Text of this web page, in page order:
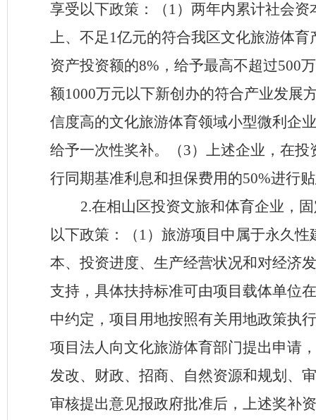
享受以下政策：（ 1）两年内累计社会资
上、不足 1亿元的符合我区文化旅游体育
资产投资额的8% ，给予最高不超过500
额1000万元以下新创办的符合产业发展
信度高的文化旅游体育领域小型微利企
给予一次性奖补。（3）上述企业，在
行同期基准利息和担保费用的50%进行
2.在相山区投资文旅和体育企业，
以下政策：（ 1）旅游项目中属于永久
本、投资进度、生产经营状况和对经济
支持，具体扶持标准可由项目载体单位
中约定，项目用地按照有关用地政策执
项目法人向文化旅游体育部门提出申请
发改、财政、招商、自然资源和规划、
审核提出意见报政府批准后，上述奖补